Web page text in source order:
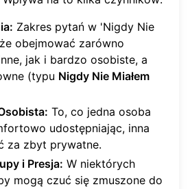
Zakres pytań w 'Nigdy Nie
obejmować zarówno
jak i bardzo osobiste, a
(typu Nigdy Nie Miałem
To, co jedna osoba
udostępniając, inna
za zbyt prywatne.
i Presja: W niektórych
mogą czuć się zmuszone do